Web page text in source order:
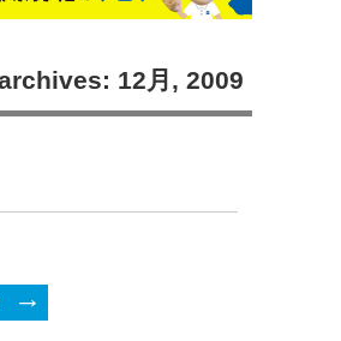
12月, 2009